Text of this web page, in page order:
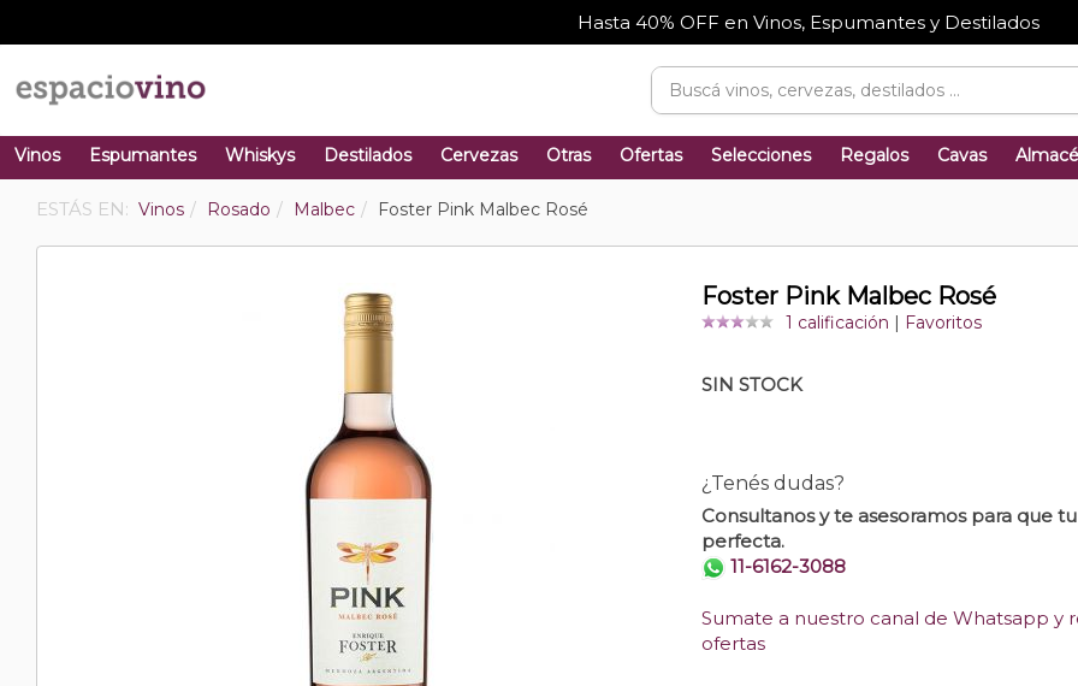
Hasta 40% OFF en Vinos, Espumantes y Destilados
Vinos Espumantes Whiskys Destilados Cervezas Otras Ofertas Selecciones Regalos Cavas
ESTÁS EN: Vinos Rosado Malbec Foster Pink Malbec Rosé
Foster Pink Malbec Rosé
1 calificación Favoritos
SIN STOCK
¿Tenés dudas?
Consultanos y te asesoramos para que
perfecta.
11-6162-3088
Sumate a nuestro canal de Whatsapp y
ofertas